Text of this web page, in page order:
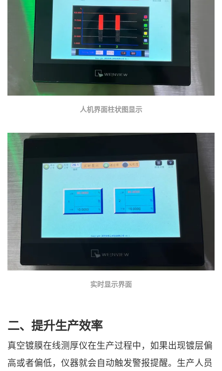
人机界面柱状图显示
实时显示界面
二、提升生产效率
真空镀膜在线测厚仪在生产过程中，如果出现镀层偏
高或者偏低，仪器就会自动触发警报提醒。生产人员